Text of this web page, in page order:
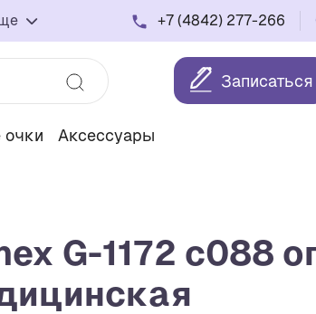
+7 (4842) 277-266
Записаться
Аксессуары
G-1172 с088